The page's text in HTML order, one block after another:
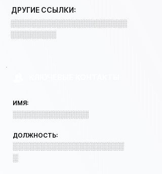
ДРУГИЕ ССЫЛКИ:
░░░░░░░░░░░░░░░░░░░░░░░
░░░░░░░░░
ИМЯ:
░░░░░░░░░░░░░░░
ДОЛЖНОСТЬ:
░░░░░░░░░░░░░░░░░░░░
░